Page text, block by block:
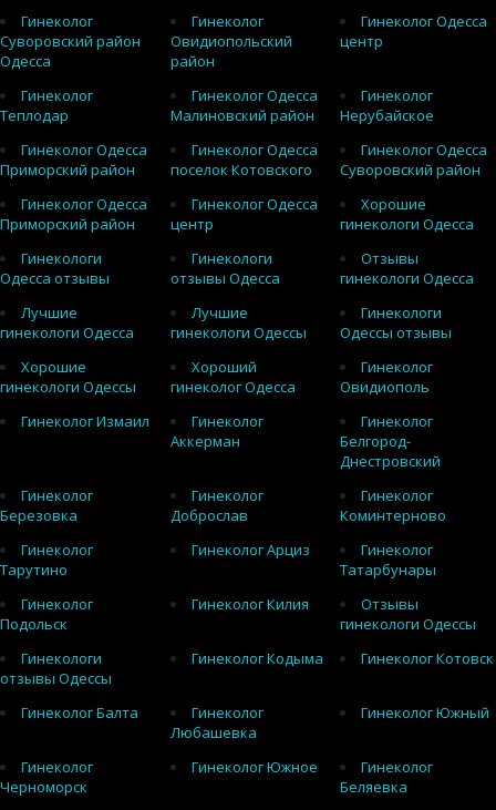
Гинеколог
Суворовский район
Одесса
Гинеколог
Овидиопольский
район
Гинеколог Одесса
центр
Гинеколог
Теплодар
Гинеколог Одесса
Малиновский район
Гинеколог
Нерубайское
Гинеколог Одесса
Приморский район
Гинеколог Одесса
поселок Котовского
Гинеколог Одесса
Суворовский район
Гинеколог Одесса
Приморский район
Гинеколог Одесса
центр
Хорошие
гинекологи Одесса
Гинекологи
Одесса отзывы
Гинекологи
отзывы Одесса
Отзывы
гинекологи Одесса
Лучшие
гинекологи Одесса
Лучшие
гинекологи Одессы
Гинекологи
Одессы отзывы
Хорошие
гинекологи Одессы
Хороший
гинеколог Одесса
Гинеколог
Овидиополь
Гинеколог Измаил
Гинеколог
Аккерман
Гинеколог
Белгород-
Днестровский
Гинеколог
Березовка
Гинеколог
Доброслав
Гинеколог
Коминтерново
Гинеколог
Тарутино
Гинеколог Арциз
Гинеколог
Татарбунары
Гинеколог
Подольск
Гинеколог Килия
Отзывы
гинекологи Одессы
Гинекологи
отзывы Одессы
Гинеколог Кодыма Гинеколог Котовск
Гинеколог Балта
Гинеколог
Любашевка
Гинеколог Южный
Гинеколог
Черноморск
Гинеколог Южное
Гинеколог
Беляевка